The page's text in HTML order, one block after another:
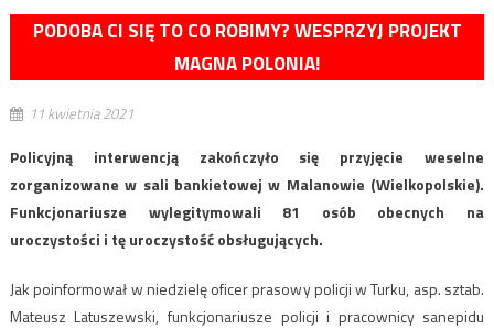
PODOBA CI SIĘ TO CO ROBIMY? WESPRZYJ PROJEKT
MAGNA POLONIA!
11 kwietnia 2021
Policyjną interwencją zakończyło się przyjęcie weselne
zorganizowane w sali bankietowej w Malanowie (Wielkopolskie).
Funkcjonariusze wylegitymowali 81 osób obecnych na
uroczystości i tę uroczystość obsługujących.
Jak poinformował w niedzielę oficer prasowy policji w Turku, asp. sztab.
Mateusz Latuszewski, funkcjonariusze policji i pracownicy sanepidu